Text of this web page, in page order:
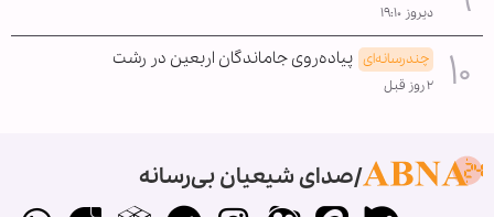
دیروز ۱۹:۱۰
چندرسانه‌ای پیاده‌روی جاماندگان اربعین در رشت
۲ روز قبل
صدای شیعیان بی‌رسانه